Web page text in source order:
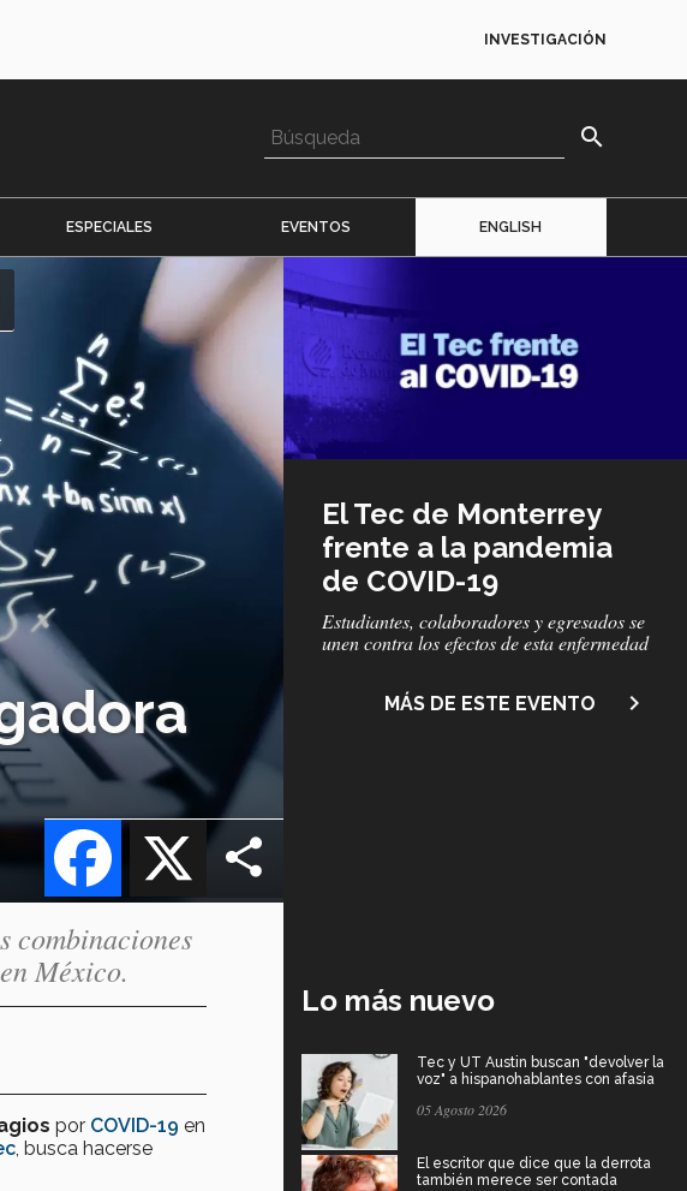
INVESTIGACIÓN
search
ESPECIALES EVENTOS ENGLISH
X
Facebook
Imagen
o
El Tec de Monterrey
frente a la pandemia
de COVID-19
Subtítulo
Estudiantes, colaboradores y egresados se
unen contra los efectos de esta enfermedad
MÁS DE ESTE EVENTO navigate_next
combinaciones
México.
por COVID-19 en
, busca hacerse
Lo más nuevo
Tec y UT Austin buscan "devolver la
voz" a hispanohablantes con afasia
05 Agosto 2026
El escritor que dice que la derrota
también merece ser contada